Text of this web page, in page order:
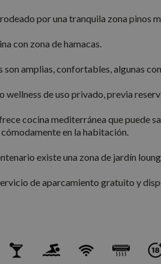
por una tranquila zona pinos
con zona de hamacas.
son amplias, confortables, algunas
wellness de uso privado, previa
cocina mediterránea que puede
en la habitación.
existe una zona de jardín
de aparcamiento gratuito y